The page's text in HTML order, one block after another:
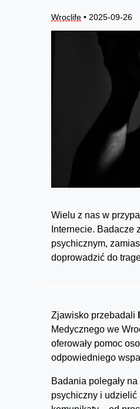
Wroclife • 2025-09-26
Wielu z nas w
Internecie. Badacze
psychicznym,
doprowadzić do
Zjawisko przebadali
Medycznego we
oferowały pomoc
odpowiedniego
Badania polegały
psychiczny i udzielić